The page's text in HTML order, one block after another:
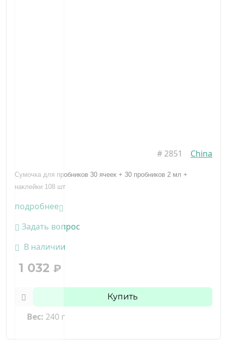
# 2851 China
Сумочка для пробников 30 ячеек + 30 пробников 2 мл +
наклейки 108 шт
подробнее
Задать вопрос
В наличии
1 032 ₽
Купить
Вес: 240 г